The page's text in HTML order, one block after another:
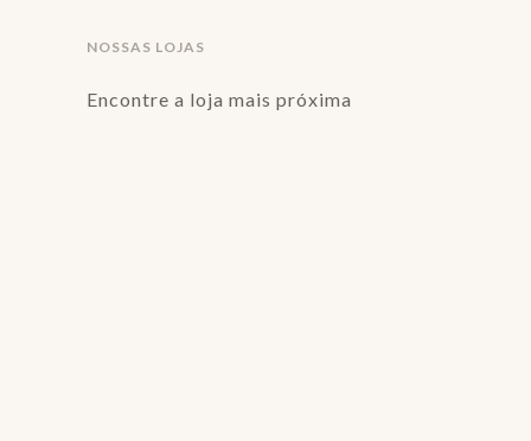
NOSSAS LOJAS
Encontre a loja mais próxima